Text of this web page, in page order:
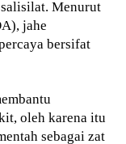
Menurut
jahe
bersifat
oleh karena itu
sebagai zat